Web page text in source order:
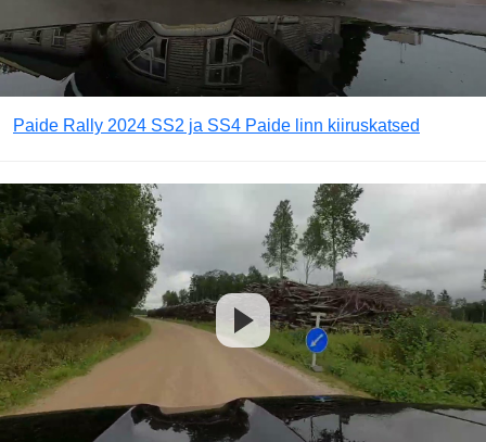
Paide Rally 2024 SS2 ja SS4 Paide linn kiiruskatsed